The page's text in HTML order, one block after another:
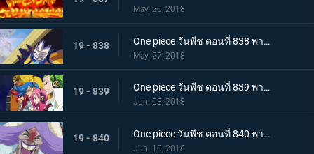
May. 20, 2018
19 - 838 One piece วันพีช ตอนที่ 838 พากย์ไทย ลั่นไกอาวุธสังหาร เวลาแห่งการลอบสังหารบิ๊กมัม
May. 27, 2018
19 - 839 One piece วันพีช ตอนที่ 839 พากย์ไทย กองทัพที่ชั่วร้าย แปลงร่าง! เจลม่า 66!
Jun. 03, 2018
19 - 840 One piece วันพีช ตอนที่ 840 พากย์ไทย การตัดสัมพันธ์พ่อลูก! ซันจิกับจั๊ด!
Jun. 10, 2018